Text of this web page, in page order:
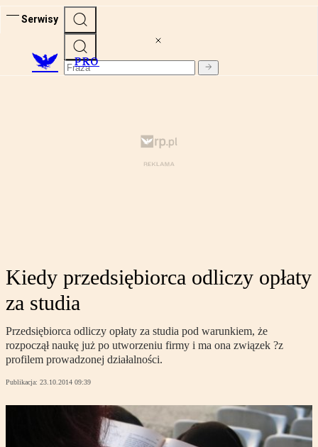
Serwisy
PRO
Kiedy przedsiębiorca odliczy opłaty
za studia
Przedsiębiorca odliczy opłaty za studia pod warunkiem, że
rozpoczął naukę już po utworzeniu firmy i ma ona związek ?z
profilem prowadzonej działalności.
Publikacja: 23.10.2014 09:39